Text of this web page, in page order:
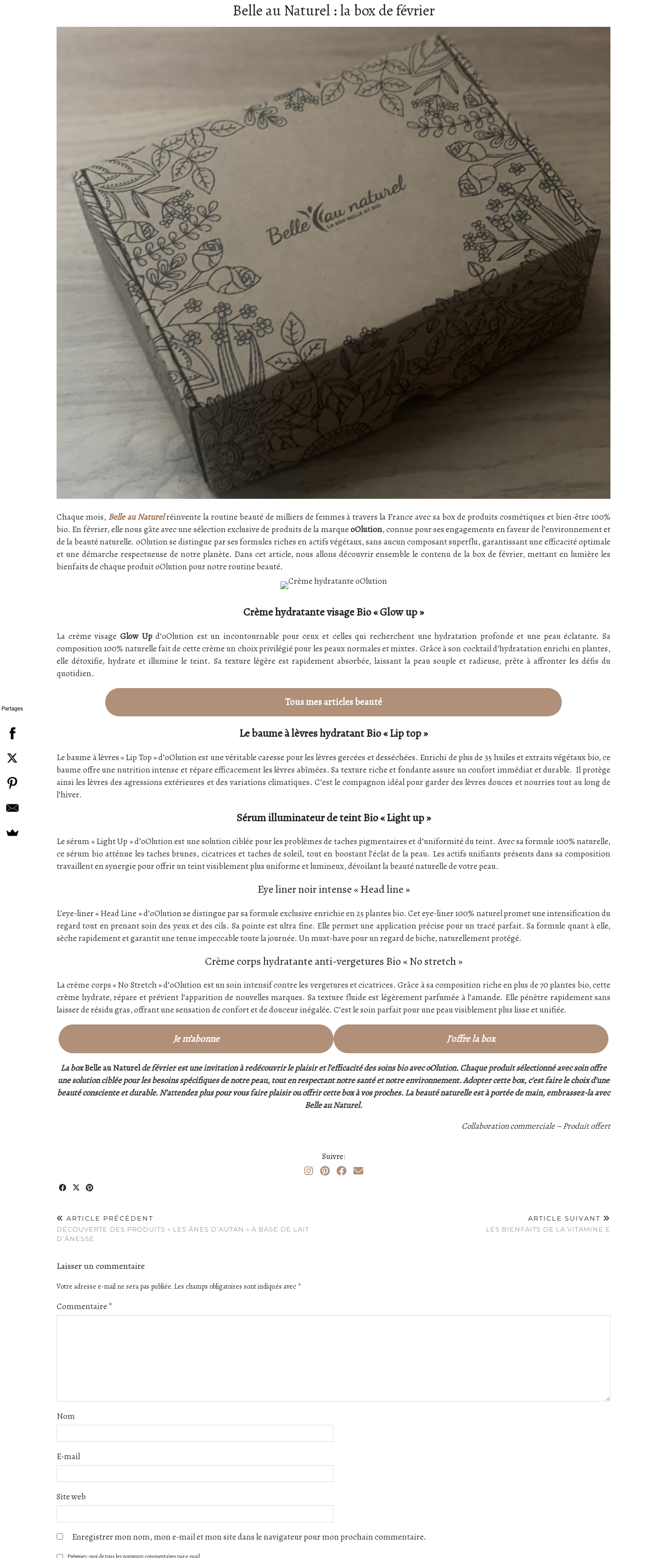
Belle au Naturel : la box de février
Chaque mois, Belle au Naturelréinvente la routine beauté de milliers de femmes à travers la France avec sa box de produits cosmétiques et bien-être 100%
bio. En février, elle nous gâte avec une sélection exclusive de produits de la marqueoOlution, connue pour ses engagements en faveur de l’environnement et
de la beauté naturelle. oOlution se distingue par ses formules riches en actifs végétaux, sans aucun composant superflu, garantissant une efficacité optimale
et une démarche respectueuse de notre planète. Dans cet article, nous allons découvrir ensemble le contenu de la box de février, mettant en lumière les
bienfaits de chaque produit oOlution pour notre routine beauté.
Crème hydratante visage Bio « Glow up »
La crème visage Glow Upd’oOlution est un incontournable pour ceux et celles qui recherchent une hydratation profonde et une peau éclatante. Sa
composition 100% naturelle fait de cette crème un choix privilégié pour les peaux normales et mixtes. Grâce à son cocktail d’hydratation enrichi en plantes,
elle détoxifie, hydrate et illumine le teint. Sa texture légère est rapidement absorbée, laissant la peau souple et radieuse, prête à affronter les défis du
quotidien.
Tous mes articles beauté
Le baume à lèvres hydratant Bio « Lip top »
Le baume à lèvres « Lip Top » d’oOlution est une véritable caresse pour les lèvres gercées et desséchées. Enrichi de plus de 35 huiles et extraits végétaux bio, ce
baume offre une nutrition intense et répare efficacement les lèvres abîmées. Sa texture riche et fondante assure un confort immédiat et durable. Il protège
ainsi les lèvres des agressions extérieures et des variations climatiques. C’est le compagnon idéal pour garder des lèvres douces et nourries tout au long de
l’hiver.
Sérum illuminateur de teint Bio « Light up »
Le sérum « Light Up » d’oOlution est une solution ciblée pour les problèmes de taches pigmentaires et d’uniformité du teint. Avec sa formule 100% naturelle,
ce sérum bio atténue les taches brunes, cicatrices et taches de soleil, tout en boostant l’éclat de la peau. Les actifs unifiants présents dans sa composition
travaillent en synergie pour offrir un teint visiblement plus uniforme et lumineux, dévoilant la beauté naturelle de votre peau.
Eye liner noir intense « Head line »
L’eye-liner « Head Line » d’oOlution se distingue par sa formule exclusive enrichie en 25 plantes bio. Cet eye-liner 100% naturel promet une intensification du
regard tout en prenant soin des yeux et des cils. Sa pointe est ultra fine. Elle permet une application précise pour un tracé parfait. Sa formule quant à elle,
sèche rapidement et garantit une tenue impeccable toute la journée. Un must-have pour un regard de biche, naturellement protégé.
Crème corps hydratante anti-vergetures Bio « No stretch »
La crème corps « No Stretch » d’oOlution est un soin intensif contre les vergetures et cicatrices. Grâce à sa composition riche en plus de 70 plantes bio, cette
crème hydrate, répare et prévient l’apparition de nouvelles marques. Sa texture fluide est légèrement parfumée à l’amande. Elle pénètre rapidement sans
laisser de résidu gras, offrant une sensation de confort et de douceur inégalée. C’est le soin parfait pour une peau visiblement plus lisse et unifiée.
Je m’abonne J’offre la box
La boxBelle au Naturelde février est une invitation à redécouvrir le plaisir et l’efficacité des soins bio avec oOlution. Chaque produit sélectionné avec soin offre
une solution ciblée pour les besoins spécifiques de notre peau, tout en respectant notre santé et notre environnement. Adopter cette box, c’est faire le choix d’une
beauté consciente et durable. N’attendez plus pour vous faire plaisir ou offrir cette box à vos proches. La beauté naturelle est à portée de main, embrassez-la avec
Belle au Naturel.
Collaboration commerciale – Produit offert
Suivre:
ARTICLE PRÉCÉDENT
DÉCOUVERTE DES PRODUITS « LES ÂNES D’AUTAN » À BASE DE LAIT
D’ÂNESSE
ARTICLE SUIVANT
LES BIENFAITS DE LA VITAMINE E
Laisser un commentaire
Votre adresse e-mail ne sera pas publiée. Les champs obligatoires sont indiqués avec *
Commentaire *
Nom
E-mail
Site web
Enregistrer mon nom, mon e-mail et mon site dans le navigateur pour mon prochain commentaire.
Partages